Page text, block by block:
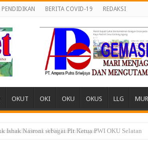
PENDIDIKAN BERITA COVID-19 REDAKSI
OKUT OKI OKU OKUS LLG
Desak APH Turun Tangan